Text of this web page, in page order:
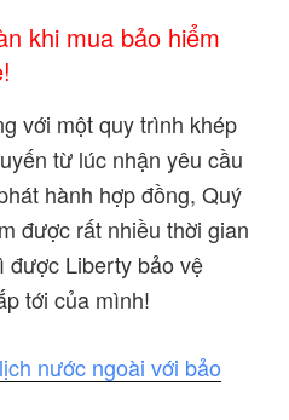
khi mua bảo hiểm
với một quy trình khép
từ lúc nhận yêu cầu
hành hợp đồng, Quý
được rất nhiều thời gian
được Liberty bảo vệ
tới của mình!
nước ngoài với bảo